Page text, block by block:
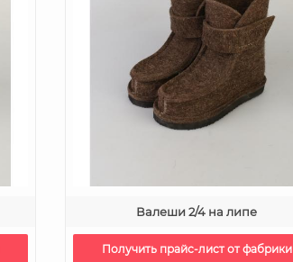
Валеши 2/4 на липе
Получить прайс-лист от фабрики